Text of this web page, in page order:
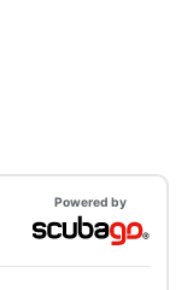
Powered by